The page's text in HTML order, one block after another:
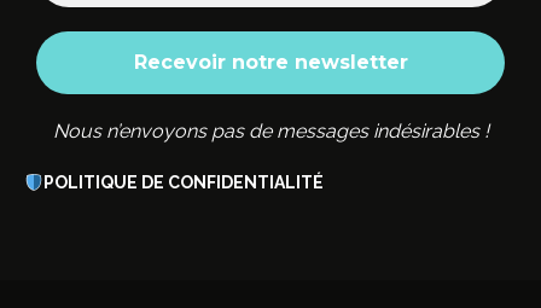
Nous n’envoyons pas de messages indésirables !
POLITIQUE DE CONFIDENTIALITÉ